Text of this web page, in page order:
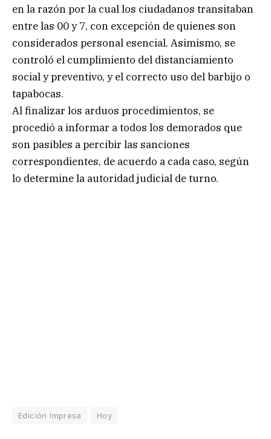
en la razón por la cual los ciudadanos transitaban
entre las 00 y 7, con excepción de quienes son
considerados personal esencial. Asimismo, se
controló el cumplimiento del distanciamiento
social y preventivo, y el correcto uso del barbijo o
tapabocas.
Al finalizar los arduos procedimientos, se
procedió a informar a todos los demorados que
son pasibles a percibir las sanciones
correspondientes, de acuerdo a cada caso, según
lo determine la autoridad judicial de turno.
Edición Impresa Hoy